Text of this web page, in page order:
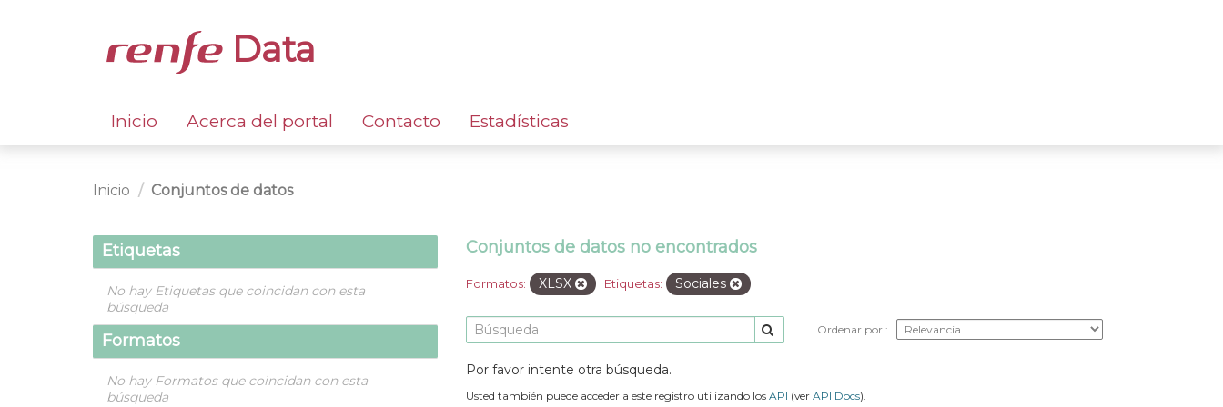
Data
Inicio Acerca del portal Contacto Estadísticas
Inicio Conjuntos de datos
Etiquetas
No hay Etiquetas que coincidan con esta
búsqueda
Formatos
No hay Formatos que coincidan con esta
búsqueda
Conjuntos de datos no encontrados
Formatos: XLSX Etiquetas: Sociales
Ordenar por
Por favor intente otra búsqueda.
Usted también puede acceder a este registro utilizando los API (ver API Docs).